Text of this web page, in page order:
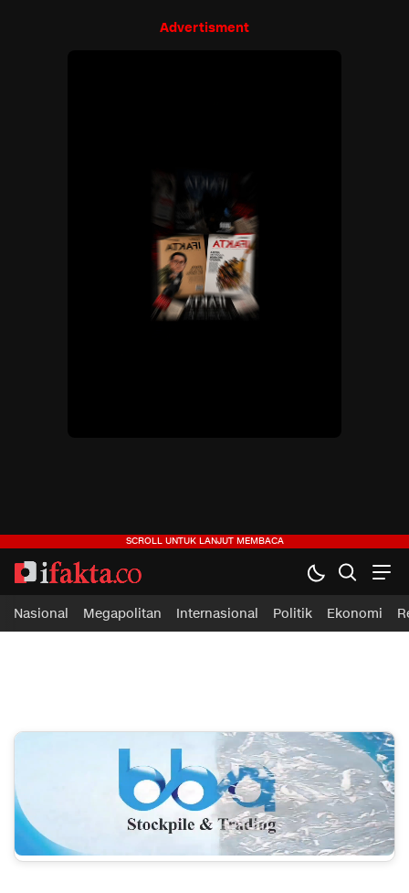
Advertisment
Nasional Megapolitan Internasional Politik Ekonomi